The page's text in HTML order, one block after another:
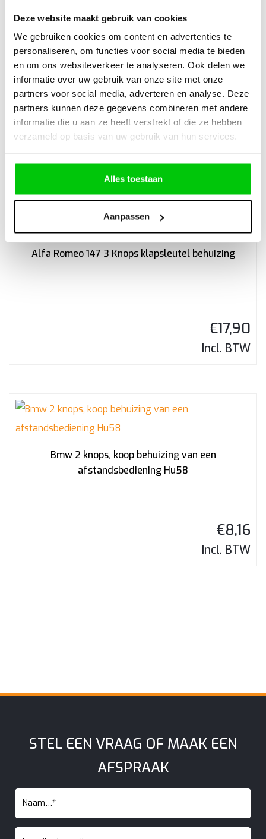
Deze website maakt gebruik van cookies
We gebruiken cookies om content en advertenties te
personaliseren, om functies voor social media te bieden
en om ons websiteverkeer te analyseren. Ook delen we
informatie over uw gebruik van onze site met onze
partners voor social media, adverteren en analyse. Deze
partners kunnen deze gegevens combineren met andere
informatie die u aan ze heeft verstrekt of die ze hebben
verzameld op basis van uw gebruik van hun services.
Alles toestaan
Aanpassen
Alfa Romeo 147 3 Knops klapsleutel behuizing
€17,90
Incl. BTW
Bmw 2 knops, koop behuizing van een
afstandsbediening Hu58
€8,16
Incl. BTW
STEL EEN VRAAG OF MAAK EEN
AFSPRAAK